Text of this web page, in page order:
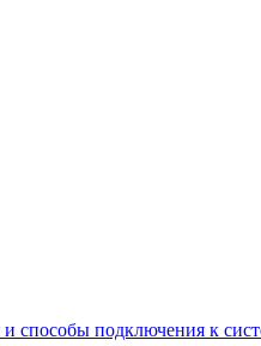
способы подключения к